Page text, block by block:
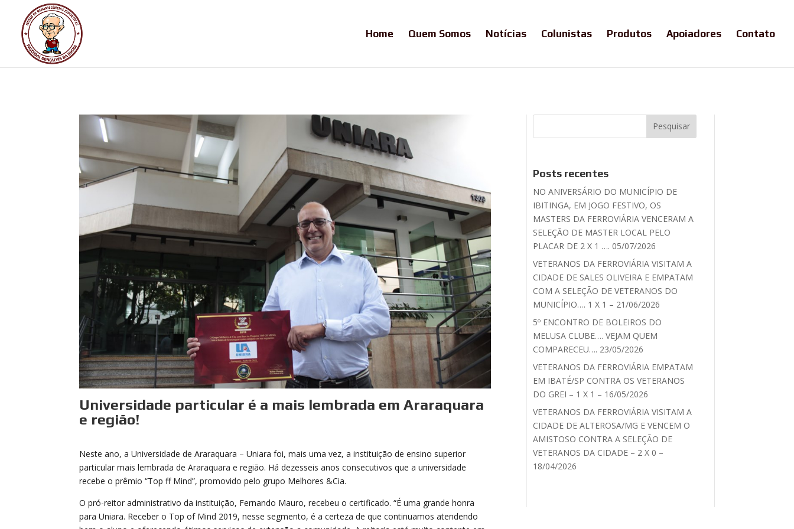
Home Quem Somos Notícias Colunistas Produtos Apoiadores Contato
Universidade particular é a mais lembrada em Araraquara
e região!
Neste ano, a Universidade de Araraquara – Uniara foi, mais uma vez, a instituição de ensino superior
particular mais lembrada de Araraquara e região. Há dezesseis anos consecutivos que a universidade
recebe o prêmio “Top ff Mind”, promovido pelo grupo Melhores &Cia.
O pró-reitor administrativo da instituição, Fernando Mauro, recebeu o certificado. “É uma grande honra
para Uniara. Receber o Top of Mind 2019, nesse segmento, é a certeza de que continuamos atendendo
Posts recentes
NO ANIVERSÁRIO DO MUNICÍPIO DE
IBITINGA, EM JOGO FESTIVO, OS
MASTERS DA FERROVIÁRIA VENCERAM A
SELEÇÃO DE MASTER LOCAL PELO
PLACAR DE 2 X 1 …. 05/07/2026
VETERANOS DA FERROVIÁRIA VISITAM A
CIDADE DE SALES OLIVEIRA E EMPATAM
COM A SELEÇÃO DE VETERANOS DO
MUNICÍPIO…. 1 X 1 – 21/06/2026
5º ENCONTRO DE BOLEIROS DO
MELUSA CLUBE…. VEJAM QUEM
COMPARECEU…. 23/05/2026
VETERANOS DA FERROVIÁRIA EMPATAM
EM IBATÉ/SP CONTRA OS VETERANOS
DO GREI – 1 X 1 – 16/05/2026
VETERANOS DA FERROVIÁRIA VISITAM A
CIDADE DE ALTEROSA/MG E VENCEM O
AMISTOSO CONTRA A SELEÇÃO DE
VETERANOS DA CIDADE – 2 X 0 –
18/04/2026